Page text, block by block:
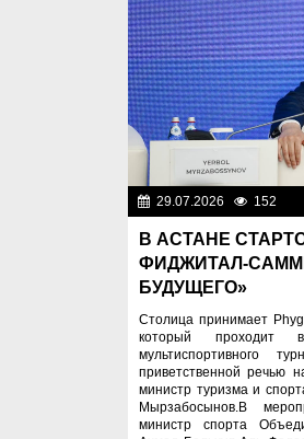
29.07.2026 152
В АСТАНЕ
ФИДЖИТАЛ-
БУДУЩЕГО»
Столица принимает
который проходит
мультиспортивного
приветственной речью
министр туризма и
Мырзабосынов.В
министр спорта